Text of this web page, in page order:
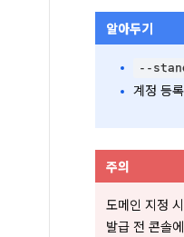
알아두기
--
계정 등
주의
도메인 지정
발급 전 콘솔